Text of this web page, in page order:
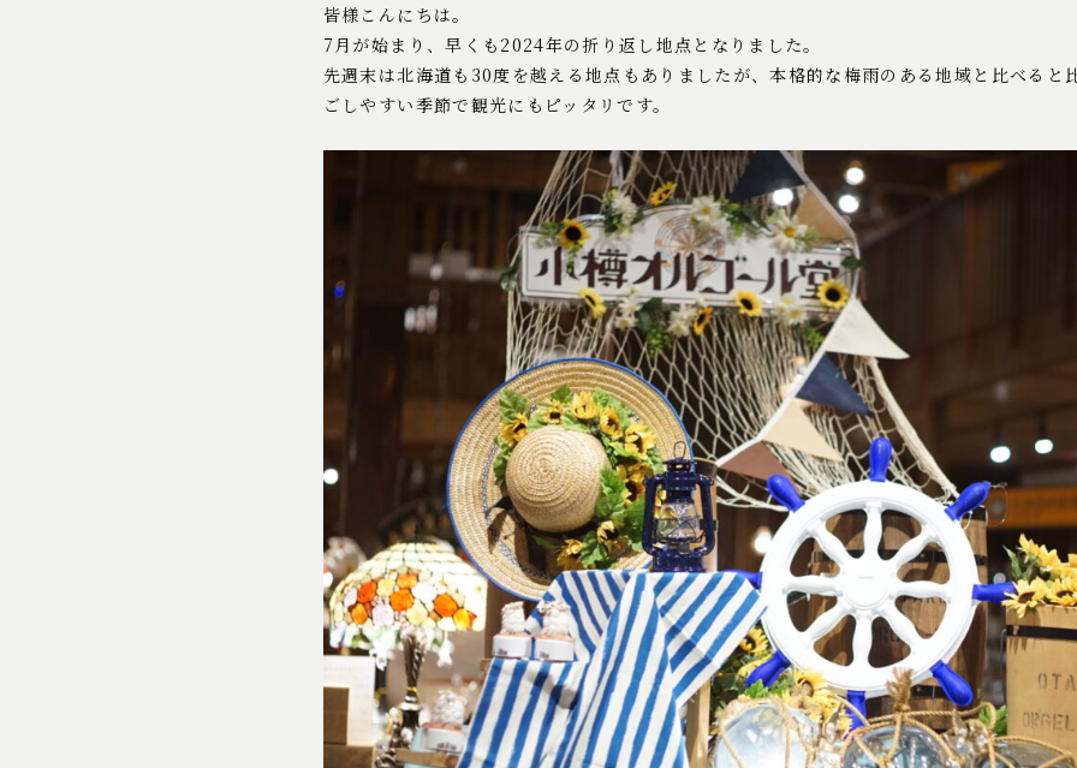
皆様こんにちは。
7月が始まり、早くも2024年の折り返し地点となりました。
先週末は北海道も30度を越える地点もありましたが、本格的な梅雨のある地域と比べると
ごしやすい季節で観光にもピッタリです。